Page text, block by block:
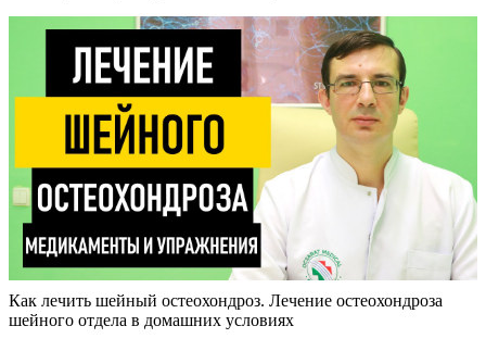
Как лечить шейный остеохондроз. Лечение остеохондроза
шейного отдела в домашних условиях